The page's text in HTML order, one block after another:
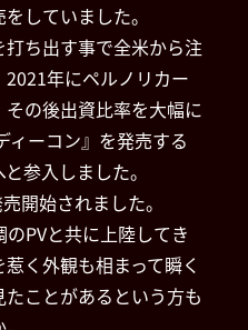
していました。
ち出す事で全米から注
年にペルノリカー
の後出資比率を大幅に
ィーコン』を発売する
参入しました。
開始されました。
PVと共に上陸してき
く外観も相まって瞬く
ことがあるという方も